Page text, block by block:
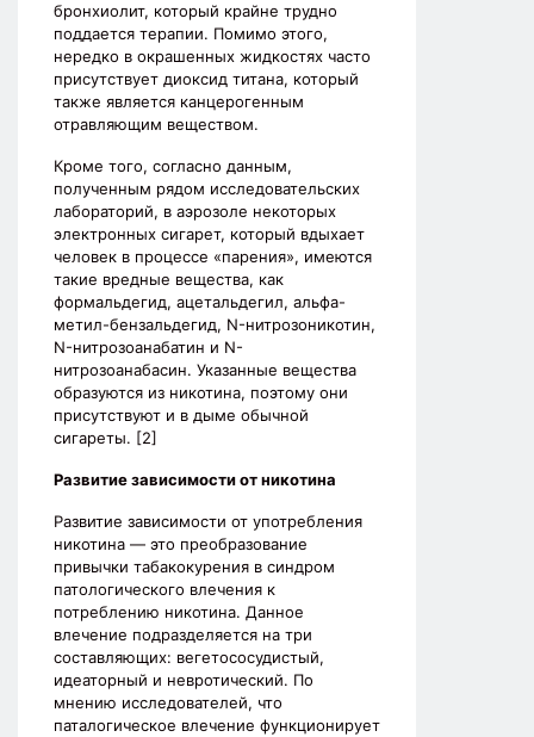
бронхиолит, который крайне трудно
поддается терапии. Помимо этого,
нередко в окрашенных жидкостях часто
присутствует диоксид титана, который
также является канцерогенным
отравляющим веществом.
Кроме того, согласно данным,
полученным рядом исследовательских
лабораторий, в аэрозоле некоторых
электронных сигарет, который вдыхает
человек в процессе «парения», имеются
такие вредные вещества, как
формальдегид, ацетальдегил, альфа-
метил-бензальдегид, N-нитрозоникотин,
N-нитрозоанабатин и N-
нитрозоанабасин. Указанные вещества
образуются из никотина, поэтому они
присутствуют и в дыме обычной
сигареты. [2]
Развитие зависимости от никотина
Развитие зависимости от употребления
никотина — это преобразование
привычки табакокурения в синдром
патологического влечения к
потреблению никотина. Данное
влечение подразделяется на три
составляющих: вегетососудистый,
идеаторный и невротический. По
мнению исследователей, что
паталогическое влечение функционирует